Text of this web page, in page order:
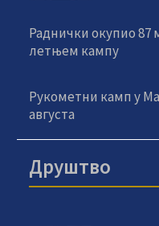
Раднички окупио 87
летњем кампу
Рукометни камп у
августа
Друштво